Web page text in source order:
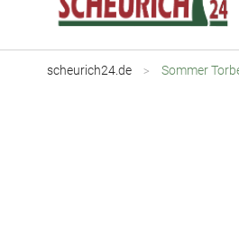
scheurich24.de Sommer